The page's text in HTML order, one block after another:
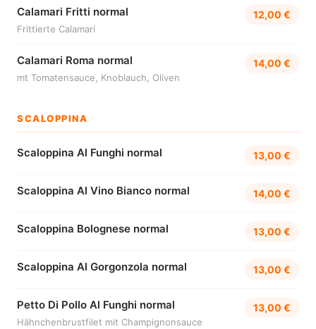
Calamari Fritti normal
Frittierte Calamari
12,00 €
Calamari Roma normal
mt Tomatensauce, Knoblauch, Oliven
14,00 €
SCALOPPINA
Scaloppina Al Funghi normal 13,00 €
Scaloppina Al Vino Bianco normal 14,00 €
Scaloppina Bolognese normal 13,00 €
Scaloppina Al Gorgonzola normal 13,00 €
Petto Di Pollo Al Funghi normal
Hähnchenbrustfilet mit Champignonsauce
13,00 €